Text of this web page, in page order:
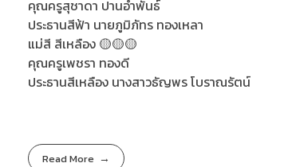
คุณครูสุชาดา ปานอำพันธ์
ประธานสีฟ้า นายภูมิภัทร ทองเหลา
แม่สี สีเหลือง 🟡🟡🟡
คุณครูเพชรา ทองดี
ประธานสีเหลือง นางสาวธัญพร โบราณรัตน์
Read More